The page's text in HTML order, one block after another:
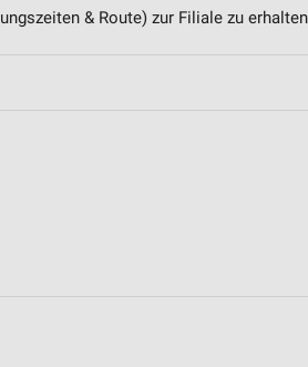
& Route) zur Filiale zu